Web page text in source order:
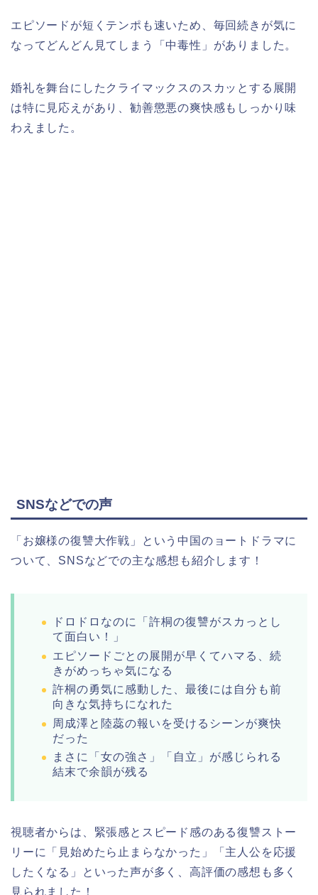
エピソードが短くテンポも速いため、毎回続きが気に
なってどんどん見てしまう「中毒性」がありました。
婚礼を舞台にしたクライマックスのスカッとする展開
は特に見応えがあり、勧善懲悪の爽快感もしっかり味
わえました。
SNSなどでの声
「お嬢様の復讐大作戦 」
という中国のョートドラマに
ついて、SNSなどでの主な感想も紹介します！
ドロドロなのに「許桐の復讐がスカっとし
て面白い！」
エピソードごとの展開が早くてハマる、続
きがめっちゃ気になる
許桐の勇気に感動した、最後には自分も前
向きな気持ちになれた
周成澤と陸蕊の報いを受けるシーンが爽快
だった
まさに「女の強さ」「自立」が感じられる
結末で余韻が残る
視聴者からは、緊張感とスピード感のある復讐ストー
リーに「見始めたら止まらなかった」「主人公を応援
したくなる」といった声が多く、高評価の感想も多く
見られました！